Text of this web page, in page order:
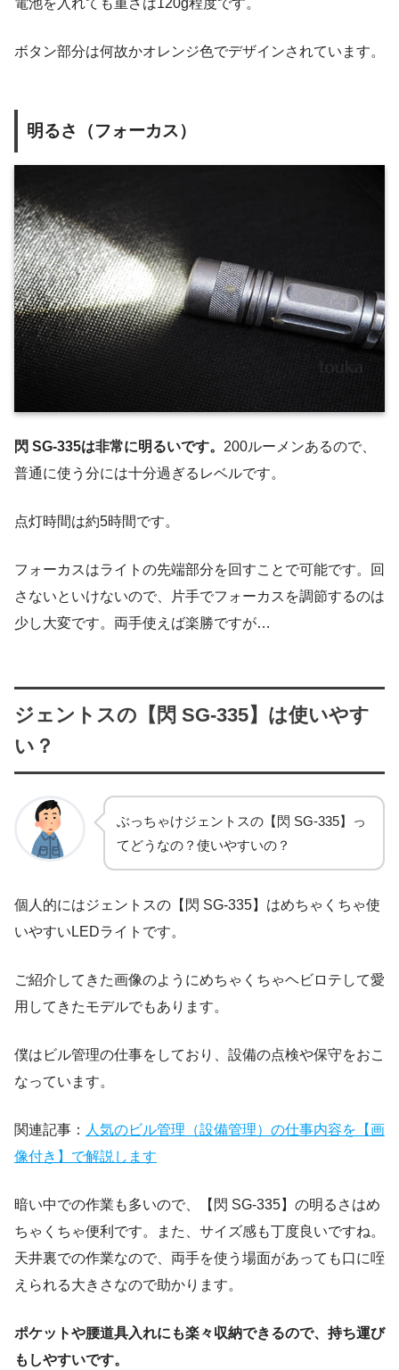
電池を入れても重さは120g程度です。
ボタン部分は何故かオレンジ色でデザインされています。
明るさ（フォーカス）
閃 SG-335は非常に明るいです。 200ルーメンあるので、
普通に使う分には十分過ぎるレベルです。
点灯時間は約5時間です。
フォーカスはライトの先端部分を回すことで可能です。回
さないといけないので、片手でフォーカスを調節するのは
少し大変です。両手使えば楽勝ですが…
ジェントスの【閃 SG-335】は使いやす
い？
ぶっちゃけジェントスの【閃 SG-335】っ
てどうなの？使いやすいの？
個人的にはジェントスの【閃 SG-335】はめちゃくちゃ使
いやすいLEDライトです。
ご紹介してきた画像のようにめちゃくちゃヘビロテして愛
用してきたモデルでもあります。
僕はビル管理の仕事をしており、設備の点検や保守をおこ
なっています。
関連記事： 人気のビル管理（設備管理）の仕事内容を【画
像付き】で解説します
暗い中での作業も多いので、【閃 SG-335】の明るさはめ
ちゃくちゃ便利です。また、サイズ感も丁度良いですね。
天井裏での作業なので、両手を使う場面があっても口に咥
えられる大きさなので助かります。
ポケットや腰道具入れにも楽々収納できるので、持ち運び
もしやすいです。